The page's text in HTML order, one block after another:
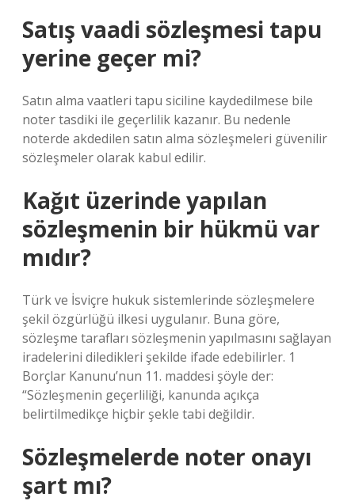
Satış vaadi sözleşmesi tapu
yerine geçer mi?
Satın alma vaatleri tapu siciline kaydedilmese bile
noter tasdiki ile geçerlilik kazanır. Bu nedenle
noterde akdedilen satın alma sözleşmeleri güvenilir
sözleşmeler olarak kabul edilir.
Kağıt üzerinde yapılan
sözleşmenin bir hükmü var
mıdır?
Türk ve İsviçre hukuk sistemlerinde sözleşmelere
şekil özgürlüğü ilkesi uygulanır. Buna göre,
sözleşme tarafları sözleşmenin yapılmasını sağlayan
iradelerini diledikleri şekilde ifade edebilirler. 1
Borçlar Kanunu’nun 11. maddesi şöyle der:
“Sözleşmenin geçerliliği, kanunda açıkça
belirtilmedikçe hiçbir şekle tabi değildir.
Sözleşmelerde noter onayı
şart mı?